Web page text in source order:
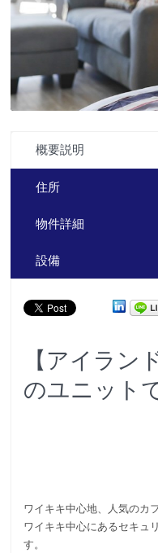
概要説明
住所
物件詳細
設備
【アイラン
のユニット
ワイキキ中心地、人気のカ
ワイキキ中心にあるセキュ
す。